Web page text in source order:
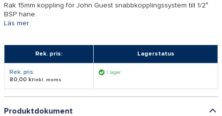
Rak 15mm koppling för John Guest snabbkopplingssystem till 1/2″
BSP hane.
Läs mer
Rek. pris: Lagerstatus
Rek. pris:
80,00 krinkl. moms
I lager
Produktdokument